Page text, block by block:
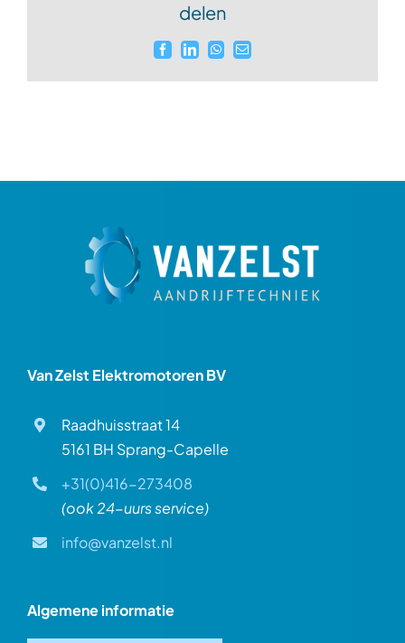
delen
FacebookLinkedInWhatsApp
E-
Van Zelst Elektromotoren BV
Raadhuisstraat 14
5161 BH Sprang-Capelle
+31(0)416-273408
(ook 24-uurs service)
info@vanzelst.nl
Algemene informatie